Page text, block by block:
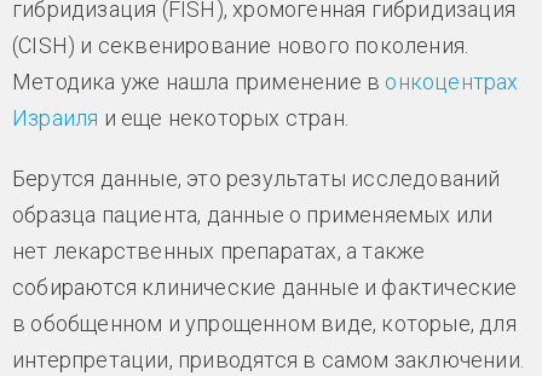
гибридизация (FISH), хромогенная гибридизация
(CISH) и секвенирование нового поколения.
Методика уже нашла применение в онкоцентрах
Израиля и еще некоторых стран.
Берутся данные, это результаты исследований
образца пациента, данные о применяемых или
нет лекарственных препаратах, а также
собираются клинические данные и фактические
в обобщенном и упрощенном виде, которые, для
интерпретации, приводятся в самом заключении.